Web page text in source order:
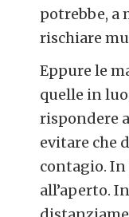
potrebbe, a
rischiare
Eppure le
quelle in
rispondere
evitare che
contagio.
all’aperto.